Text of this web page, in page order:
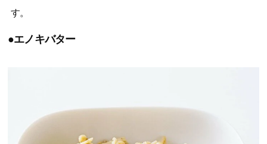
す。
●エノキバター